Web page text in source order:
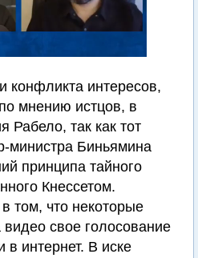
конфликта интересов,
мнению истцов, в
Рабело, так как тот
министра Биньямина
принципа тайного
Кнессетом.
том, что некоторые
свое голосование
в интернет. В иске